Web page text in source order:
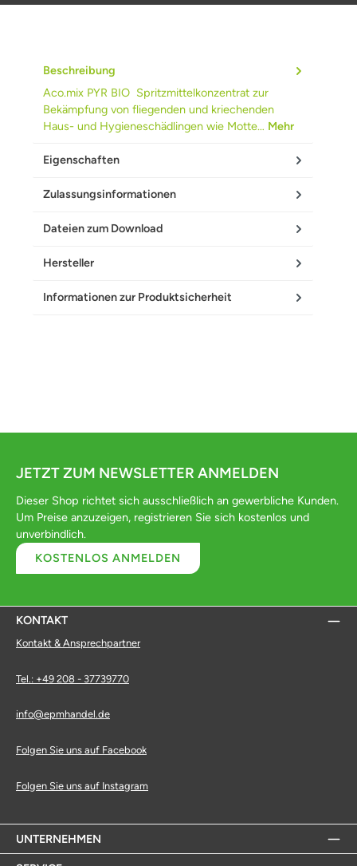
Beschreibung
Aco.mix PYR BIO Spritzmittelkonzentrat zur
Bekämpfung von fliegenden und kriechenden
Haus- und Hygieneschädlingen wie Motte… Mehr
Eigenschaften
Zulassungsinformationen
Dateien zum Download
Hersteller
Informationen zur Produktsicherheit
JETZT ZUM NEWSLETTER ANMELDEN
Dieser Shop richtet sich ausschließlich an gewerbliche Kunden.
Um Preise anzuzeigen, registrieren Sie sich kostenlos und
unverbindlich.
KOSTENLOS ANMELDEN
KONTAKT
Kontakt & Ansprechpartner
Tel.: +49 208 - 37739770
info@epmhandel.de
Folgen Sie uns auf Facebook
Folgen Sie uns auf Instagram
UNTERNEHMEN